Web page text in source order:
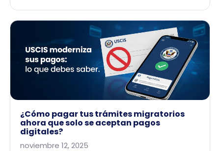
¿Cómo pagar tus trámites migratorios
ahora que solo se aceptan pagos
digitales?
noviembre 12, 2025